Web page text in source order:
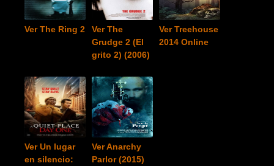
Ver The Ring 2
Ver The
Grudge 2 (El
grito 2) (2006)
Ver Treehouse
2014 Online
Ver Un lugar
en silencio:
Ver Anarchy
Parlor (2015)